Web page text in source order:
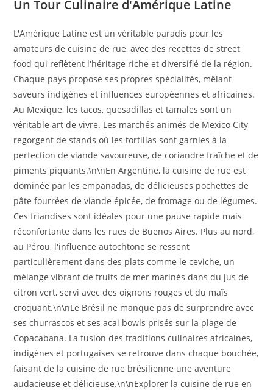
Un Tour Culinaire d'Amérique Latine
L'Amérique Latine est un véritable paradis pour les
amateurs de cuisine de rue, avec des recettes de street
food qui reflètent l'héritage riche et diversifié de la région.
Chaque pays propose ses propres spécialités, mêlant
saveurs indigènes et influences européennes et africaines.
Au Mexique, les tacos, quesadillas et tamales sont un
véritable art de vivre. Les marchés animés de Mexico City
regorgent de stands où les tortillas sont garnies à la
perfection de viande savoureuse, de coriandre fraîche et de
piments piquants.\n\nEn Argentine, la cuisine de rue est
dominée par les empanadas, de délicieuses pochettes de
pâte fourrées de viande épicée, de fromage ou de légumes.
Ces friandises sont idéales pour une pause rapide mais
réconfortante dans les rues de Buenos Aires. Plus au nord,
au Pérou, l'influence autochtone se ressent
particulièrement dans des plats comme le ceviche, un
mélange vibrant de fruits de mer marinés dans du jus de
citron vert, servi avec des oignons rouges et du maïs
croquant.\n\nLe Brésil ne manque pas de surprendre avec
ses churrascos et ses acai bowls prisés sur la plage de
Copacabana. La fusion des traditions culinaires africaines,
indigènes et portugaises se retrouve dans chaque bouchée,
faisant de la cuisine de rue brésilienne une aventure
audacieuse et délicieuse.\n\nExplorer la cuisine de rue en